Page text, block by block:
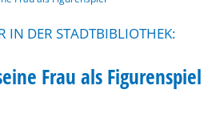
IN DER STADTBIBLIOTHEK:
Frau als Figurenspiel